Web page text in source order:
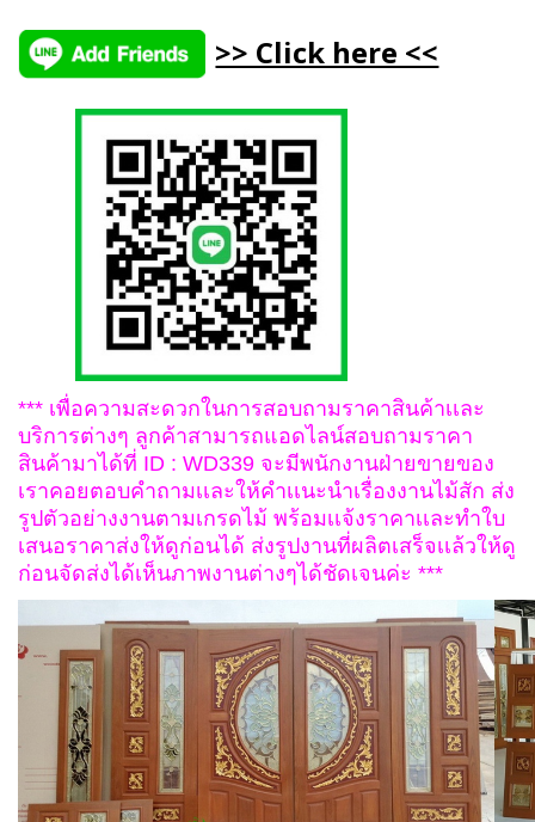
>> Click here <<
*** เพื่อความสะดวกในการสอบถามราคาสินค้าเเละ
บริการต่างๆ ลูกค้าสามารถแอดไลน์สอบถามราคา
สินค้ามาได้ที่ ID : WD339 จะมีพนักงานฝ่ายขายของ
เราคอยตอบคำถามเเละให้คำเเนะนำเรื่องงานไม้สัก ส่ง
รูปตัวอย่างงานตามเกรดไม้ พร้อมเเจ้งราคาเเละทำใบ
เสนอราคาส่งให้ดูก่อนได้ ส่งรูปงานที่ผลิตเสร็จเเล้วให้ดู
ก่อนจัดส่งได้เห็นภาพงานต่างๆได้ชัดเจนค่ะ ***